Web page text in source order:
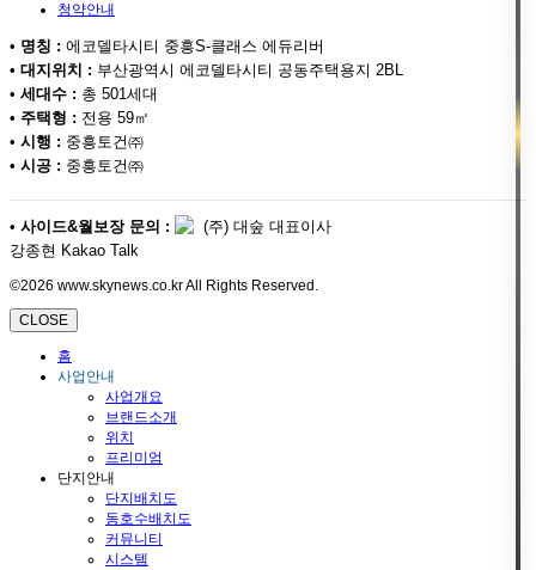
청약안내
• 명칭 : 에코델타시티 중흥S-클래스 에듀리버
• 대지위치 : 부산광역시 에코델타시티 공동주택용지 2BL
• 세대수 : 총 501세대
• 주택형 : 전용 59㎡
• 시행 : 중흥토건㈜
• 시공 : 중흥토건㈜
• 사이드&월보장 문의 :
(주) 대숲 대표이사
강종현 Kakao Talk
©2026 www.skynews.co.kr All Rights Reserved.
CLOSE
홈
사업안내
사업개요
브랜드소개
위치
프리미엄
단지안내
단지배치도
동호수배치도
커뮤니티
시스템